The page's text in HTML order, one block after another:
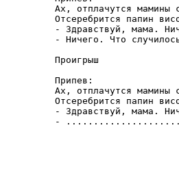
Ах, отплачутся мамины
Отсеребрится папин
- Здравствуй, мама.
- Ничего. Что
Проигрыш
Припев:
Ах, отплачутся мамины
Отсеребрится папин
- Здравствуй, мама.
-